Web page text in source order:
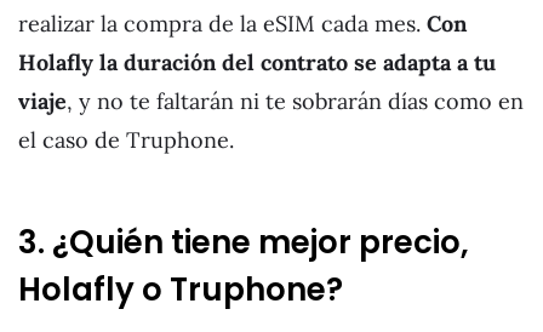
realizar la compra de la eSIM cada mes. Con
Holafly la duración del contrato se adapta a tu
viaje, y no te faltarán ni te sobrarán días como en
el caso de Truphone.
3. ¿Quién tiene mejor precio,
Holafly o Truphone?